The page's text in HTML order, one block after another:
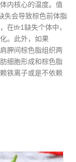
内核心的温度。值
失会导致棕色前体脂
在tfr1缺失个体中，
。此外，如果
胛间棕色脂组织两
细胞形成和棕色脂
铁离子或是不依赖